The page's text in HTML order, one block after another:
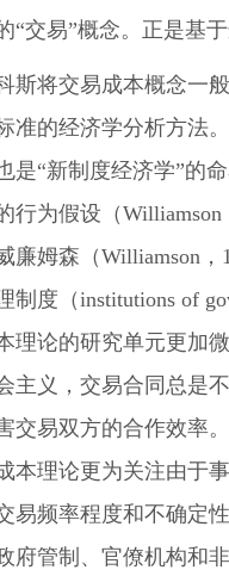
“交易”概念。正是基
斯将交易成本概念一
准的经济学分析方法
是“新制度经济学”的
行为假设（
廉姆森（Williamson
制度（institutions of
理论的研究单元更加
主义，交易合同总是
交易双方的合作效率
本理论更为关注由于
易频率程度和不确定
府管制、官僚机构和